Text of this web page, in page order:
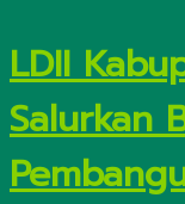
LDII
Salurkan